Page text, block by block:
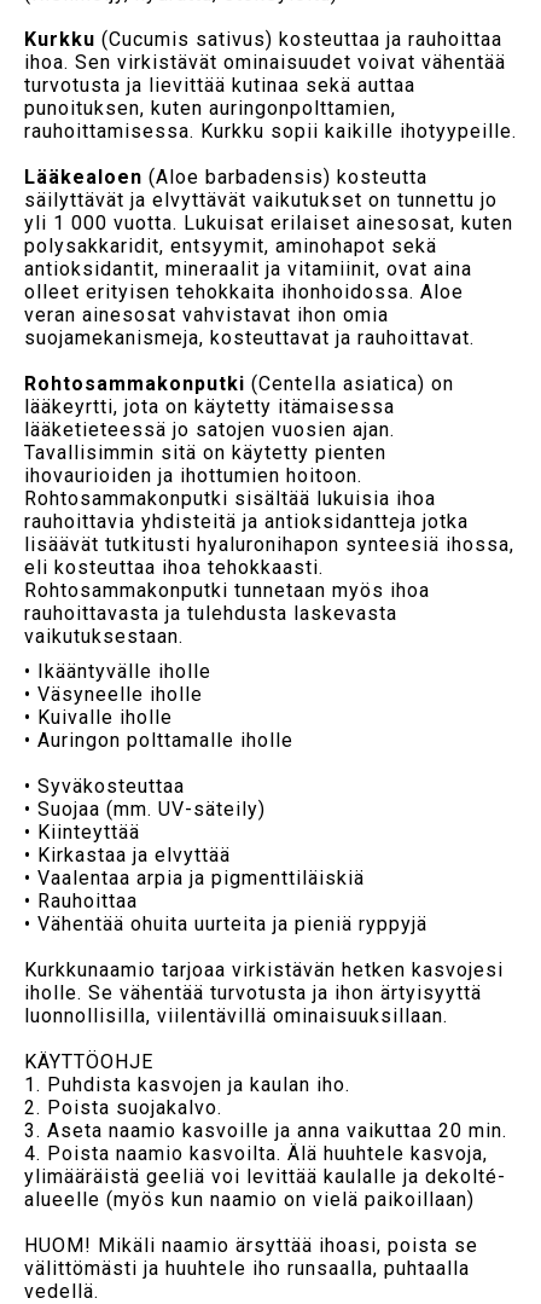
Kurkku (Cucumis sativus) kosteuttaa ja rauhoittaa
ihoa. Sen virkistävät ominaisuudet voivat vähentää
turvotusta ja lievittää kutinaa sekä auttaa
punoituksen, kuten auringonpolttamien,
rauhoittamisessa. Kurkku sopii kaikille ihotyypeille.
Lääkealoen (Aloe barbadensis) kosteutta
säilyttävät ja elvyttävät vaikutukset on tunnettu jo
yli 1 000 vuotta. Lukuisat erilaiset ainesosat, kuten
polysakkaridit, entsyymit, aminohapot sekä
antioksidantit, mineraalit ja vitamiinit, ovat aina
olleet erityisen tehokkaita ihonhoidossa. Aloe
veran ainesosat vahvistavat ihon omia
suojamekanismeja, kosteuttavat ja rauhoittavat.
Rohtosammakonputki (Centella asiatica) on
lääkeyrtti, jota on käytetty itämaisessa
lääketieteessä jo satojen vuosien ajan.
Tavallisimmin sitä on käytetty pienten
ihovaurioiden ja ihottumien hoitoon.
Rohtosammakonputki sisältää lukuisia ihoa
rauhoittavia yhdisteitä ja antioksidantteja jotka
lisäävät tutkitusti hyaluronihapon synteesiä ihossa,
eli kosteuttaa ihoa tehokkaasti.
Rohtosammakonputki tunnetaan myös ihoa
rauhoittavasta ja tulehdusta laskevasta
vaikutuksestaan.
• Ikääntyvälle iholle
• Väsyneelle iholle
• Kuivalle iholle
• Auringon polttamalle iholle
• Syväkosteuttaa
• Suojaa (mm. UV-säteily)
• Kiinteyttää
• Kirkastaa ja elvyttää
• Vaalentaa arpia ja pigmenttiläiskiä
• Rauhoittaa
• Vähentää ohuita uurteita ja pieniä ryppyjä
Kurkkunaamio tarjoaa virkistävän hetken kasvojesi
iholle. Se vähentää turvotusta ja ihon ärtyisyyttä
luonnollisilla, viilentävillä ominaisuuksillaan.
KÄYTTÖOHJE
1. Puhdista kasvojen ja kaulan iho.
2. Poista suojakalvo.
3. Aseta naamio kasvoille ja anna vaikuttaa 20 min.
4. Poista naamio kasvoilta. Älä huuhtele kasvoja,
ylimääräistä geeliä voi levittää kaulalle ja dekolté-
alueelle (myös kun naamio on vielä paikoillaan)
HUOM! Mikäli naamio ärsyttää ihoasi, poista se
välittömästi ja huuhtele iho runsaalla, puhtaalla
vedellä.